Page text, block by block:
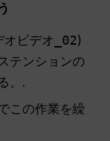
オ ビデオ_02)
テンションの
。.
この作業を繰